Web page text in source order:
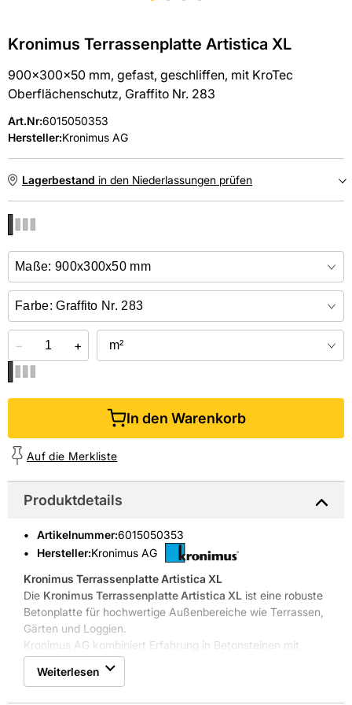
Kronimus Terrassenplatte Artistica XL
900x300x50 mm, gefast, geschliffen, mit KroTec
Oberflächenschutz, Graffito Nr. 283
Art.Nr:6015050353
Hersteller:Kronimus AG
Lagerbestand in den Niederlassungen prüfen
Online kaufen &kostenlos
− +
In den Warenkorb
Auf die Merkliste
Produktdetails
Artikelnummer:6015050353
Hersteller:Kronimus AG
Kronimus Terrassenplatte Artistica XL
Die Kronimus Terrassenplatte Artistica XL ist eine robuste
Betonplatte für hochwertige Außenbereiche wie Terrassen,
Gärten und Loggien.
Kronimus AG kombiniert Erfahrung in Betonsteinen mit
einem Architekturprogramm für Außenbereiche. Seit 1925
produziert das Unternehmen in Iffezheim und vereint
Weiterlesen